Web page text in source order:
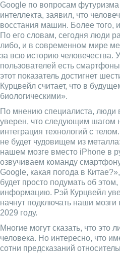
Google по вопросам футуризма
интеллекта, заявил, что
восстания машин. Более
По его словам, сегодня люди
либо, и в современном мире
за всю историю человечества.
пользователей есть
этот показатель достигнет
Курцвейл считает, что в
биологическими».
По мнению специалиста, люди
уверен, что следующим шагом
интеграция технологий с
не будет чудовищем из
нашем мозге вместо iPhone в
озвучиваем команду
Google, какая погода в
будет просто подумать об
информацию. Рэй Курцвейл
начнут подключать наши
2029 году.
Многие могут сказать, что это
человека. Но интересно, что
сотни предсказаний